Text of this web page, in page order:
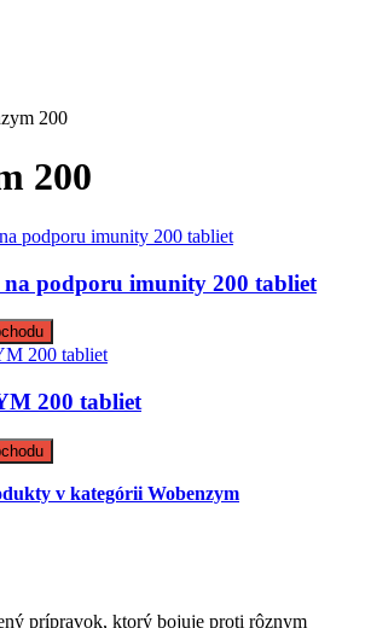
200
200
na podporu imunity 200 tabliet
200 tabliet
v kategórii Wobenzym
prípravok, ktorý bojuje proti rôznym